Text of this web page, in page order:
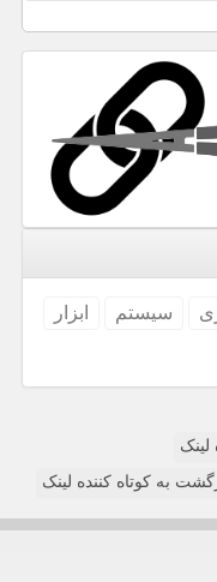
سیستم
ابزار
لینک
به کوتاه کننده لینک